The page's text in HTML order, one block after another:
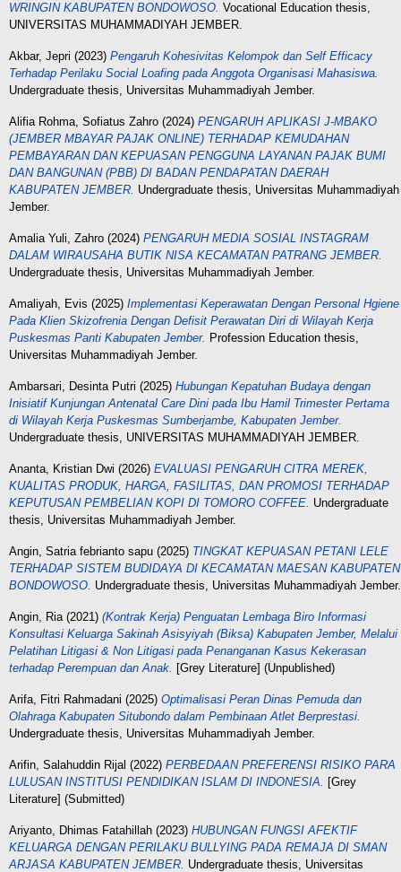
WRINGIN KABUPATEN BONDOWOSO. Vocational Education thesis,
UNIVERSITAS MUHAMMADIYAH JEMBER.
Akbar, Jepri (2023) Pengaruh Kohesivitas Kelompok dan Self Efficacy
Terhadap Perilaku Social Loafing pada Anggota Organisasi Mahasiswa.
Undergraduate thesis, Universitas Muhammadiyah Jember.
Alifia Rohma, Sofiatus Zahro (2024) PENGARUH APLIKASI J-MBAKO
(JEMBER MBAYAR PAJAK ONLINE) TERHADAP KEMUDAHAN
PEMBAYARAN DAN KEPUASAN PENGGUNA LAYANAN PAJAK BUMI
DAN BANGUNAN (PBB) DI BADAN PENDAPATAN DAERAH
KABUPATEN JEMBER. Undergraduate thesis, Universitas Muhammadiyah
Jember.
Amalia Yuli, Zahro (2024) PENGARUH MEDIA SOSIAL INSTAGRAM
DALAM WIRAUSAHA BUTIK NISA KECAMATAN PATRANG JEMBER.
Undergraduate thesis, Universitas Muhammadiyah Jember.
Amaliyah, Evis (2025) Implementasi Keperawatan Dengan Personal Hgiene
Pada Klien Skizofrenia Dengan Defisit Perawatan Diri di Wilayah Kerja
Puskesmas Panti Kabupaten Jember. Profession Education thesis,
Universitas Muhammadiyah Jember.
Ambarsari, Desinta Putri (2025) Hubungan Kepatuhan Budaya dengan
Inisiatif Kunjungan Antenatal Care Dini pada Ibu Hamil Trimester Pertama
di Wilayah Kerja Puskesmas Sumberjambe, Kabupaten Jember.
Undergraduate thesis, UNIVERSITAS MUHAMMADIYAH JEMBER.
Ananta, Kristian Dwi (2026) EVALUASI PENGARUH CITRA MEREK,
KUALITAS PRODUK, HARGA, FASILITAS, DAN PROMOSI TERHADAP
KEPUTUSAN PEMBELIAN KOPI DI TOMORO COFFEE. Undergraduate
thesis, Universitas Muhammadiyah Jember.
Angin, Satria febrianto sapu (2025) TINGKAT KEPUASAN PETANI LELE
TERHADAP SISTEM BUDIDAYA DI KECAMATAN MAESAN KABUPATEN
BONDOWOSO. Undergraduate thesis, Universitas Muhammadiyah Jember.
Angin, Ria(2021) (Kontrak Kerja) Penguatan Lembaga Biro Informasi
Konsultasi Keluarga Sakinah Asisyiyah (Biksa) Kabupaten Jember, Melalui
Pelatihan Litigasi & Non Litigasi pada Penanganan Kasus Kekerasan
terhadap Perempuan dan Anak. [Grey Literature] (Unpublished)
Arifa, Fitri Rahmadani (2025) Optimalisasi Peran Dinas Pemuda dan
Olahraga Kabupaten Situbondo dalam Pembinaan Atlet Berprestasi.
Undergraduate thesis, Universitas Muhammadiyah Jember.
Arifin, Salahuddin Rijal (2022) PERBEDAAN PREFERENSI RISIKO PARA
LULUSAN INSTITUSI PENDIDIKAN ISLAM DI INDONESIA. [Grey
Literature] (Submitted)
Ariyanto, Dhimas Fatahillah (2023) HUBUNGAN FUNGSI AFEKTIF
KELUARGA DENGAN PERILAKU BULLYING PADA REMAJA DI SMAN
ARJASA KABUPATEN JEMBER. Undergraduate thesis, Universitas